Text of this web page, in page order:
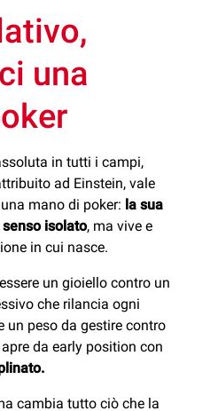
una
in tutti i campi,
ad Einstein, vale
mano di poker: la sua
isolato, ma vive e
in cui nasce.
un gioiello contro un
che rilancia ogni
un peso da gestire contro
da early position con
cambia tutto ciò che la